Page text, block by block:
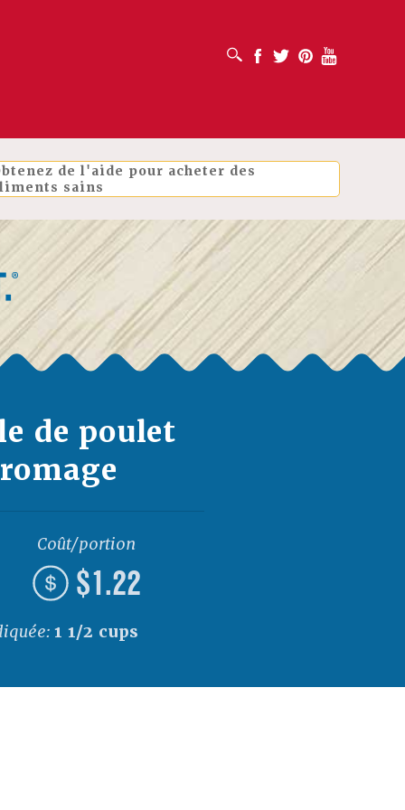
OUVRIR LA BOÎTE DE RECHERCHE
Facebook
Twitter PinterestYoutube
de l'aide pour acheter des
sains
de poulet
Coût/portion
$1.22
1 1/2 cups